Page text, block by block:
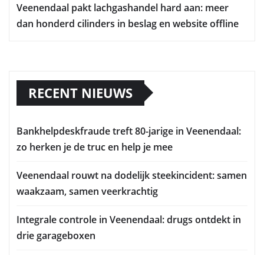
Veenendaal pakt lachgashandel hard aan: meer
dan honderd cilinders in beslag en website offline
RECENT NIEUWS
Bankhelpdeskfraude treft 80-jarige in Veenendaal:
zo herken je de truc en help je mee
Veenendaal rouwt na dodelijk steekincident: samen
waakzaam, samen veerkrachtig
Integrale controle in Veenendaal: drugs ontdekt in
drie garageboxen